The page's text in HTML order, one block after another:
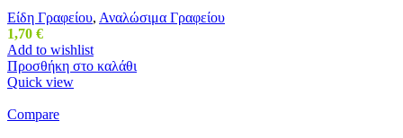
Είδη Γραφείου, Αναλώσιμα Γραφείου
1,70 €
Add to wishlist
Προσθήκη στο καλάθι
Quick view
Compare